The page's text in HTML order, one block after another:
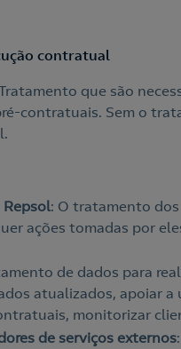
contratual
que são
contratuais. Sem o
: O tratamento
ações tomadas por
de dados para
atualizados, apoiar
monitorizar
de serviços externos